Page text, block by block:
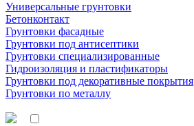
Универсальные грунтовки
Бетонконтакт
Грунтовки фасадные
Грунтовки под антисептики
Грунтовки специализированные
Гидроизоляция и пластификаторы
Грунтовки под декоративные покрытия
Грунтовки по металлу